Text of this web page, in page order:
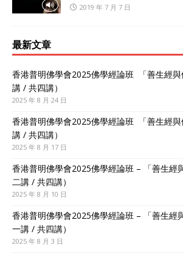
2019 年 7 月 7 日
最新文章
香港普明佛學會2025佛學經論班 「善生經
講 / 共四講）
2025 年 8 月 24 日
香港普明佛學會2025佛學經論班 「善生經
講 / 共四講）
2025 年 8 月 17 日
香港普明佛學會2025佛學經論班 – 「善生經
二講 / 共四講）
2025 年 8 月 10 日
香港普明佛學會2025佛學經論班 – 「善生經
一講 / 共四講）
2025 年 8 月 3 日